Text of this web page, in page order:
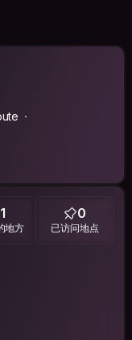
1
地方
0
已访问地点